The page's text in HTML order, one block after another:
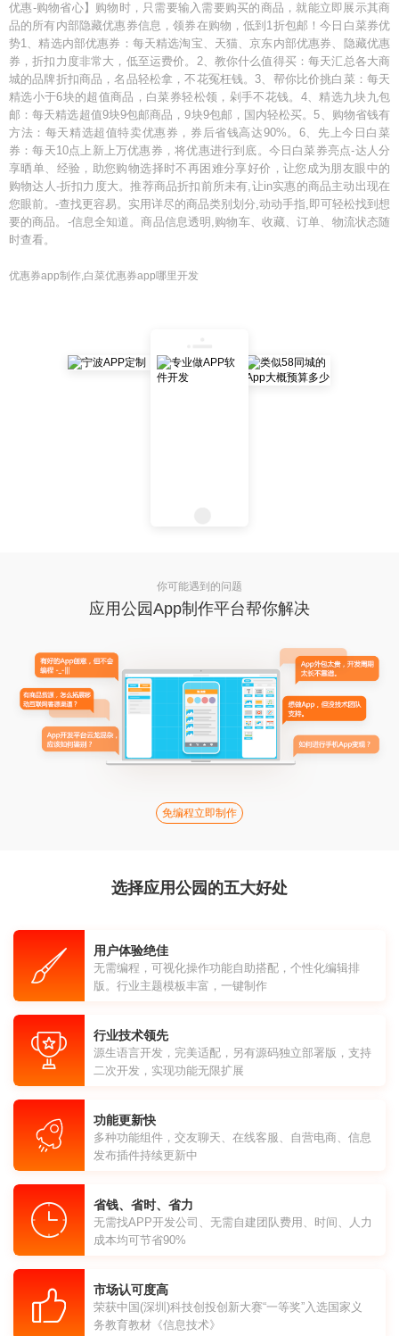
优惠-购物省心】购物时，只需要输入需要购买的商品，就能立即展示其商
品的所有内部隐藏优惠券信息，领券在购物，低到1折包邮！今日白菜券优
势1、精选内部优惠券：每天精选淘宝、天猫、京东内部优惠券、隐藏优惠
券，折扣力度非常大，低至运费价。2、教你什么值得买：每天汇总各大商
城的品牌折扣商品，名品轻松拿，不花冤枉钱。3、帮你比价挑白菜：每天
精选小于6块的超值商品，白菜券轻松领，剁手不花钱。4、精选九块九包
邮：每天精选超值9块9包邮商品，9块9包邮，国内轻松买。5、购物省钱有
方法：每天精选超值特卖优惠券，券后省钱高达90%。6、先上今日白菜
券：每天10点上新上万优惠券，将优惠进行到底。今日白菜券亮点-达人分
享晒单、经验，助您购物选择时不再困难分享好价，让您成为朋友眼中的
购物达人-折扣力度大。推荐商品折扣前所未有,让in实惠的商品主动出现在
您眼前。-查找更容易。实用详尽的商品类别划分,动动手指,即可轻松找到想
要的商品。-信息全知道。商品信息透明,购物车、收藏、订单、物流状态随
时查看。
优惠券app制作,白菜优惠券app哪里开发
你可能遇到的问题
应用公园App制作平台帮你解决
免编程立即制作
选择应用公园的五大好处
用户体验绝佳
无需编程，可视化操作功能自助搭配，个性化编辑排
版。行业主题模板丰富，一键制作
行业技术领先
源生语言开发，完美适配，另有源码独立部署版，支持
二次开发，实现功能无限扩展
功能更新快
多种功能组件，交友聊天、在线客服、自营电商、信息
发布插件持续更新中
省钱、省时、省力
无需找APP开发公司、无需自建团队费用、时间、人力
成本均可节省90%
市场认可度高
荣获中国(深圳)科技创投创新大赛“一等奖”入选国家义
务教育教材《信息技术》